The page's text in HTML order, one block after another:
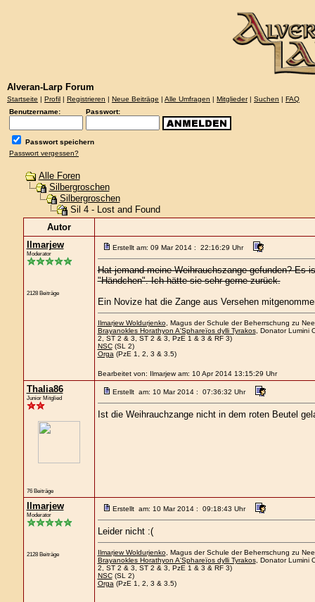
Alveran-Larp Forum
Startseite | Profil | Registrieren | Neue Beiträge | Alle Umfragen | Mitglieder| Suchen | FAQ
Benutzername:
Passwort:
Passwort speichern
Passwort vergessen?
Alle Foren
Silbergroschen
Silbergroschen
Sil 4 - Lost and Found
Autor
Ilmarjew
Moderator
2128 Beiträge
Erstellt am: 09 Mar 2014 : 22:16:29 Uhr
Hat jemand meine Weihrauchszange gefunden? Es
"Händchen". Ich hätte sie sehr gerne zurück.
Ein Novize hat die Zange aus Versehen
Ilmarjew Woldurjenko, Magus der Schule der Beherrschung zu
Brayanokles Horathyon A'Sphareïos dylli Tyrakos, Donator Lumini
2, ST 2 & 3, ST 2 & 3, PzE 1 & 3 & RF 3)
NSC(SL 2)
Orga (PzE 1, 2, 3 & 3.5)
Bearbeitet von: Ilmarjew am: 10 Apr 2014 13:15:29 Uhr
Thalia86
Junior Mitglied
76 Beiträge
Erstellt am: 10 Mar 2014 : 07:36:32 Uhr
Ist die Weihrauchzange nicht in dem roten Beutel
Ilmarjew
Moderator
2128 Beiträge
Erstellt am: 10 Mar 2014 : 09:18:43 Uhr
Leider nicht :(
Ilmarjew Woldurjenko, Magus der Schule der Beherrschung zu
Brayanokles Horathyon A'Sphareïos dylli Tyrakos, Donator Lumini
2, ST 2 & 3, ST 2 & 3, PzE 1 & 3 & RF 3)
NSC(SL 2)
Orga (PzE 1, 2, 3 & 3.5)